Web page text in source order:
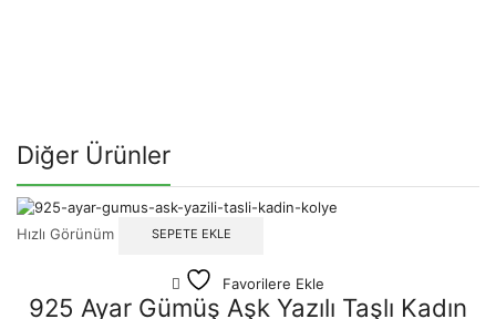
Diğer Ürünler
Hızlı Görünüm SEPETE EKLE
Favorilere Ekle
925 Ayar Gümüş Aşk Yazılı Taşlı Kadın